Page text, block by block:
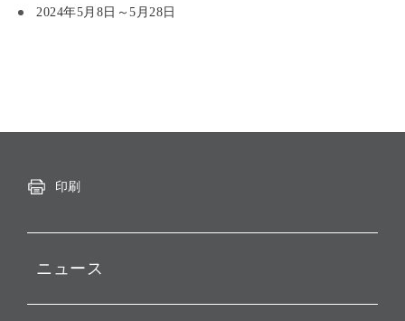
2024年5月8日～5月28日
印刷
ニュース